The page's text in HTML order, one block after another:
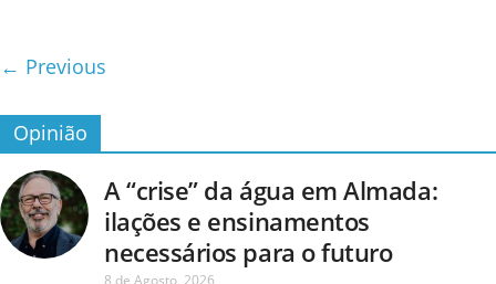
← Previous
Opinião
A “crise” da água em Almada:
ilações e ensinamentos
necessários para o futuro
8 de Agosto, 2026